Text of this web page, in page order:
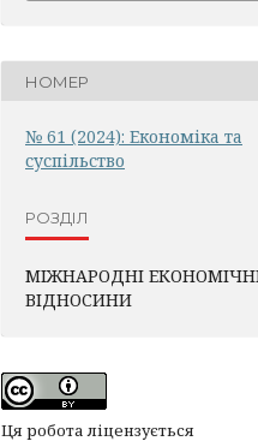
НОМЕР
№ 61 (2024): Економіка та
суспільство
РОЗДІЛ
МІЖНАРОДНІ
ВІДНОСИНИ
Ця робота ліцензується